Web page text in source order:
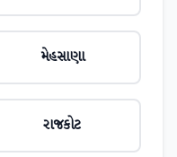
મેહસાણા
રાજકોટ